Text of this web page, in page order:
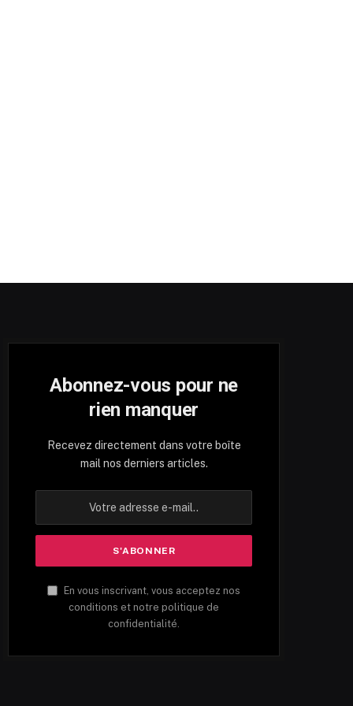
Abonnez-vous pour ne
rien manquer
Recevez directement dans votre boîte
mail nos derniers articles.
En vous inscrivant, vous acceptez nos
conditions et notre politique de
confidentialité.